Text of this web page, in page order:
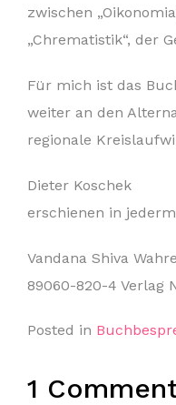
zwischen
„Chrematistik“, der
Für mich ist das
weiter an den
regionale
Dieter Koschek
erschienen in
Vandana Shiva
89060-820-4 Verlag
Posted in
1